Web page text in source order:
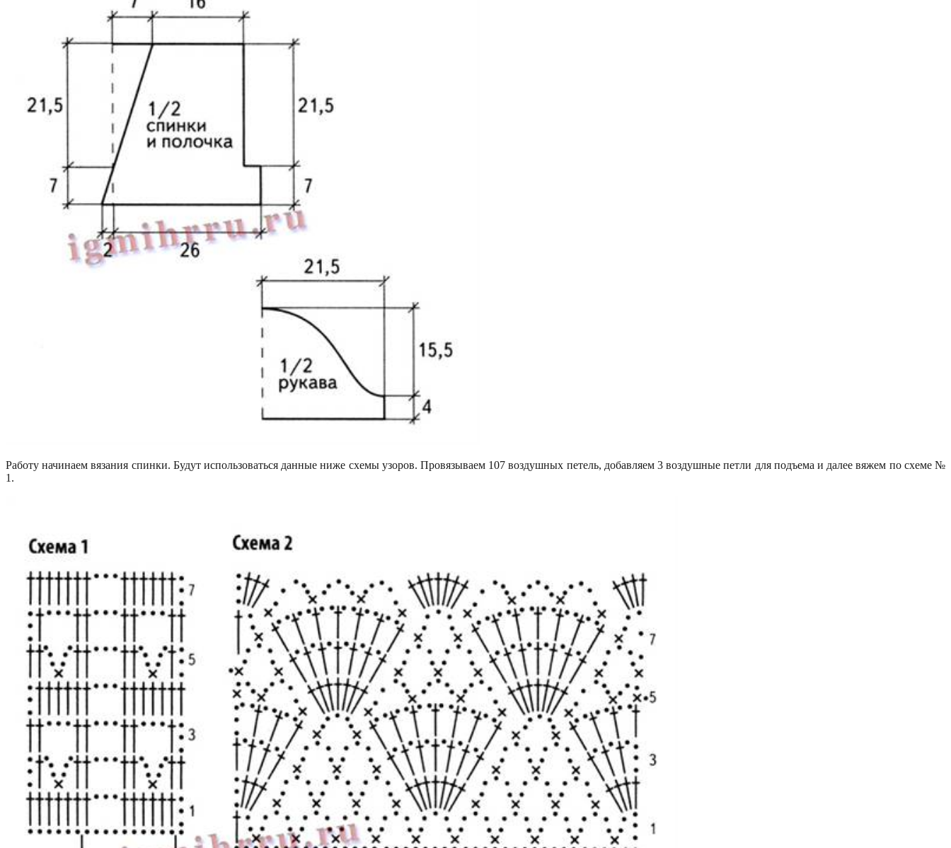
Работу начинаем вязания спинки. Будут использоваться данные ниже схемы узоров. Провязываем 107 воздушных петель, добавляем 3 воздушные петли для подъема и далее вяжем по схеме №
1.